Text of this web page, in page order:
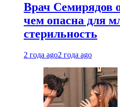
Врач Семирядов
чем опасна для
стерильность
2 года ago2 года ago